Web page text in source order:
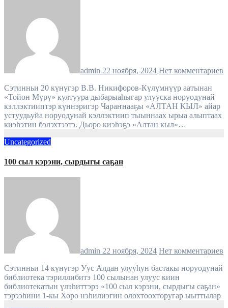
admin 22 ноября, 2024 Нет комментариев
Сэтинньи 20 күнүгэр В.В. Никифоров-Күлүмнүүр аатынан
«Тойон Мүрү» култуура дыбарыаһыгар улууска норуодунай
кэллэктииптэр күннэригэр Чараҥнааҕы «АЛТАН КЫЛ» айар
устуудьуйа норуодунай кэллэктиип тыыннаах ырыа алыптаах
киэһэтин бэлэхтээтэ. Дьоро киэһэҕэ «Алтан кыл»…
Uncategorized
100 сыл кэрэни, сырдыгы саҕан
admin 22 ноября, 2024 Нет комментариев
Сэтинньи 14 күнүгэр Уус Алдан улууһун бастакы норуодунай
библиотека тэриллибитэ 100 сылынан улуус киин
библиотекатын үлэһиттэрэ «100 сыл кэрэни, сырдыгы саҕан»
тэрээһини 1-кы Хоро нэһилиэгин олохтоохторугар ыыттылар